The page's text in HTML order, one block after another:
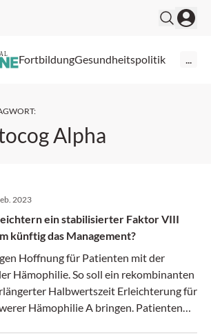
FortbildungGesundheitspolitik ...
:
Alpha
2023
ein stabilisierter Faktor VIII
künftig das Management?
Hoffnung für Patienten mit der
Hämophilie. So soll ein rekombinanten
Halbwertszeit Erleichterung für
Hämophilie A bringen. Patienten